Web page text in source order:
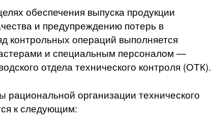
обеспечения выпуска продукции
и предупреждению потерь в
контрольных операций выполняется
и специальным персоналом —
отдела технического контроля (ОТК).
организации технического
к следующим: